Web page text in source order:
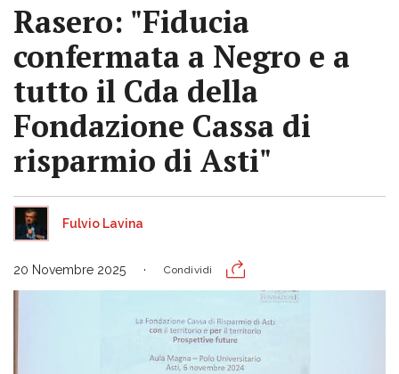
Rasero: "Fiducia
confermata a Negro e a
tutto il Cda della
Fondazione Cassa di
risparmio di Asti"
Fulvio Lavina
20 Novembre 2025 Condividi